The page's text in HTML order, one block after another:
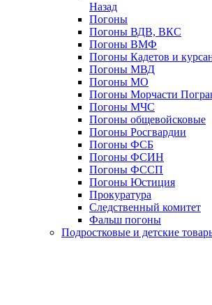
Назад
Погоны
Погоны ВДВ, ВКС
Погоны ВМФ
Погоны Кадетов и
Погоны МВД
Погоны МО
Погоны Морчасти
Погоны МЧС
Погоны общевойсковые
Погоны Росгвардии
Погоны ФСБ
Погоны ФСИН
Погоны ФССП
Погоны Юстиция
Прокуратура
Следственный комитет
Фальш погоны
Подростковые и детские